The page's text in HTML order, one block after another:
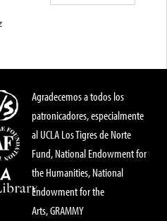
Agradecemos a todos los
patronicadores, especialmente
al UCLA Los Tigres de Norte
Fund, National Endowment for
the Humanities, National
Endowment for the
Arts, GRAMMY